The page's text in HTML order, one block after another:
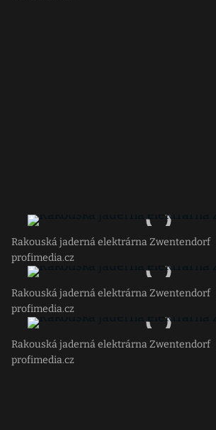
Rakouská jaderná elektrárna Zwentendorf
profimedia.cz
Rakouská jaderná elektrárna Zwentendorf
profimedia.cz
Rakouská jaderná elektrárna Zwentendorf
profimedia.cz